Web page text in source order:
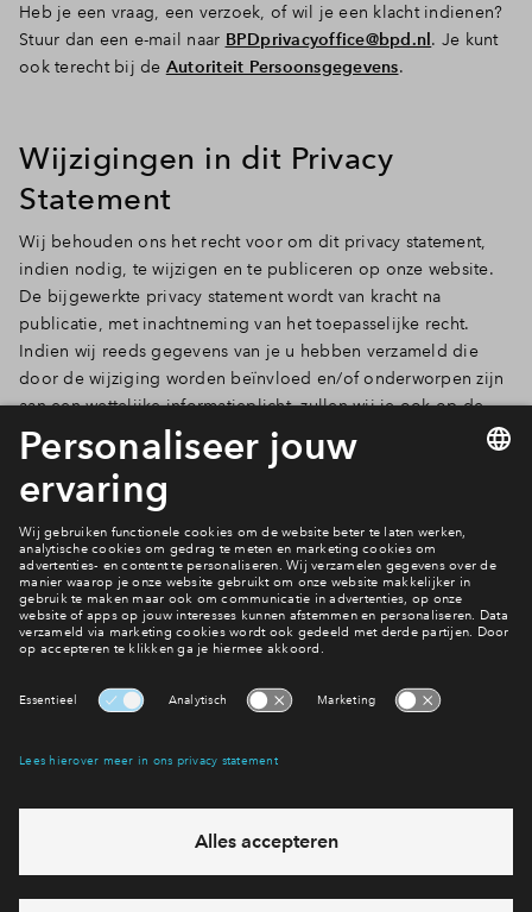
Heb je een vraag, een verzoek, of wil je een klacht indienen?
Stuur dan een e-mail naar BPDprivacyoffice@bpd.nl. Je kunt
ook terecht bij de Autoriteit Persoonsgegevens.
Wijzigingen in dit Privacy
Statement
Wij behouden ons het recht voor om dit privacy statement,
indien nodig, te wijzigen en te publiceren op onze website.
De bijgewerkte privacy statement wordt van kracht na
publicatie, met inachtneming van het toepasselijke recht.
Indien wij reeds gegevens van je u hebben verzameld die
door de wijziging worden beïnvloed en/of onderworpen zijn
aan een wettelijke informatieplicht, zullen wij je ook op de
hoogte brengen van eventuele belangrijke wijzigingen in
onze verklaring inzake gegevensbescherming.
Dit privacy statement is voor het laatst gewijzigd op 5 februari
2026 en is onderworpen aan een jaarlijkse review.
(Versie 3.3)
Hiermee blijf je op de hoogte van het belangrijkste nieuws en
Ja, ik wil mij aanmelden
Heb je een vraag en wil je direct antwoord? Bel ons op088